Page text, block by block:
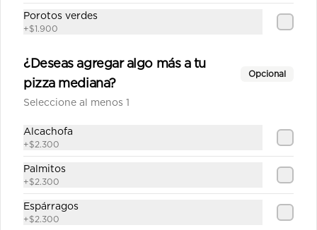
pepperoni, champiñón, posta molida,
Porotos verdes
+$1.900
¿Deseas agregar algo más a tu
pizza mediana?
Opcional
Seleccione al menos 1
Alcachofa
+$2.300
Palmitos
+$2.300
Espárragos
+$2.300